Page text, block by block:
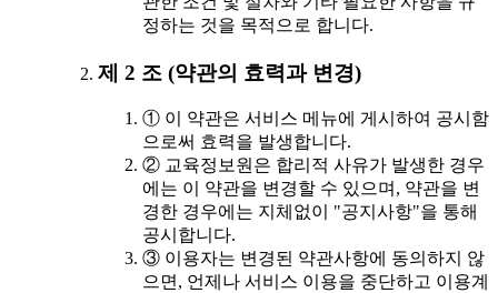
정하는 것을 목적으로 합니다.
제 2 조 (약관의 효력과 변경)
① 이 약관은 서비스 메뉴에 게시하여 공시함
으로써 효력을 발생합니다.
② 교육정보원은 합리적 사유가 발생한 경우
에는 이 약관을 변경할 수 있으며, 약관을 변
경한 경우에는 지체없이 "공지사항"을 통해
공시합니다.
③ 이용자는 변경된 약관사항에 동의하지 않
으면, 언제나 서비스 이용을 중단하고 이용계